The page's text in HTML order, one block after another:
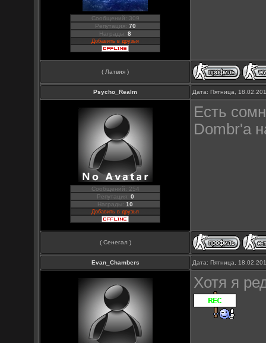
Сообщений: 309
Репутация: 70
Награды:8
Добавить в друзья
( Латвия )
Psycho_Realm Дата: Пятница,
Сообщений: 254
Репутация: 0
Награды:10
Добавить в друзья
Есть
Dombr'a
( Сенегал )
Evan_Chambers Дата: Пятница,
Хотя я